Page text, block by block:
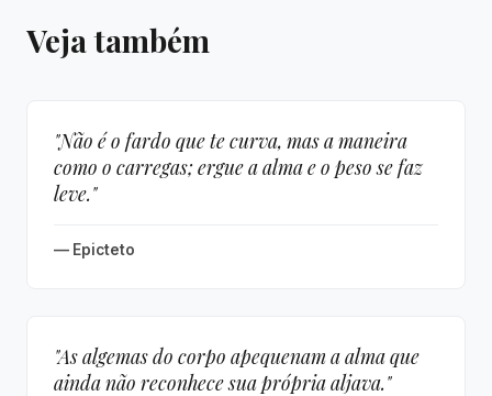
Veja também
"Não é o fardo que te curva, mas a maneira
como o carregas; ergue a alma e o peso se faz
leve."
— Epicteto
"As algemas do corpo apequenam a alma que
ainda não reconhece sua própria aljava."